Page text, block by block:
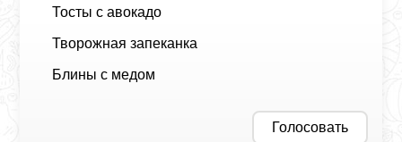
Тосты с авокадо
Творожная запеканка
Блины с медом
Голосовать